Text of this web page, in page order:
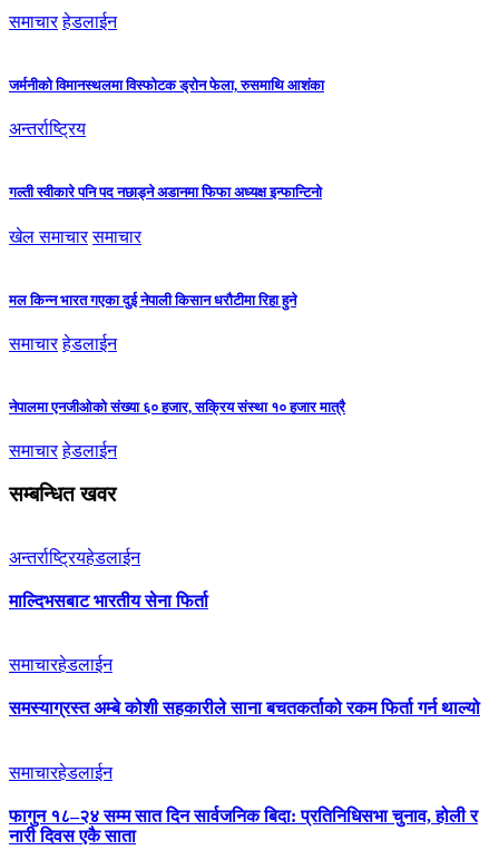
समाचार हेडलाईन
जर्मनीको विमानस्थलमा विस्फोटक ड्रोन फेला, रुसमाथि आशंका
अन्तर्राष्ट्रिय
गल्ती स्वीकारे पनि पद नछाड्ने अडानमा फिफा अध्यक्ष इन्फान्टिनो
खेल समाचार समाचार
मल किन्न भारत गएका दुई नेपाली किसान धरौटीमा रिहा हुने
समाचार हेडलाईन
नेपालमा एनजीओको संख्या ६० हजार, सक्रिय संस्था १० हजार मात्रै
समाचार हेडलाईन
सम्बन्धित खवर
अन्तर्राष्ट्रियहेडलाईन
माल्दिभसबाट भारतीय सेना फिर्ता
समाचारहेडलाईन
समस्याग्रस्त अम्बे कोशी सहकारीले साना बचतकर्ताको रकम फिर्ता गर्न थाल्यो
समाचारहेडलाईन
फागुन १८–२४ सम्म सात दिन सार्वजनिक बिदा: प्रतिनिधिसभा चुनाव, होली र
नारी दिवस एकै साता